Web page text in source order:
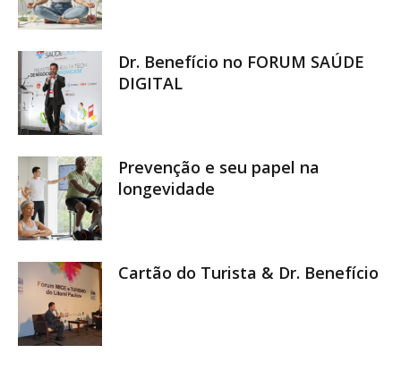
Dr. Benefício no FORUM SAÚDE
DIGITAL
Prevenção e seu papel na
longevidade
Cartão do Turista & Dr. Benefício